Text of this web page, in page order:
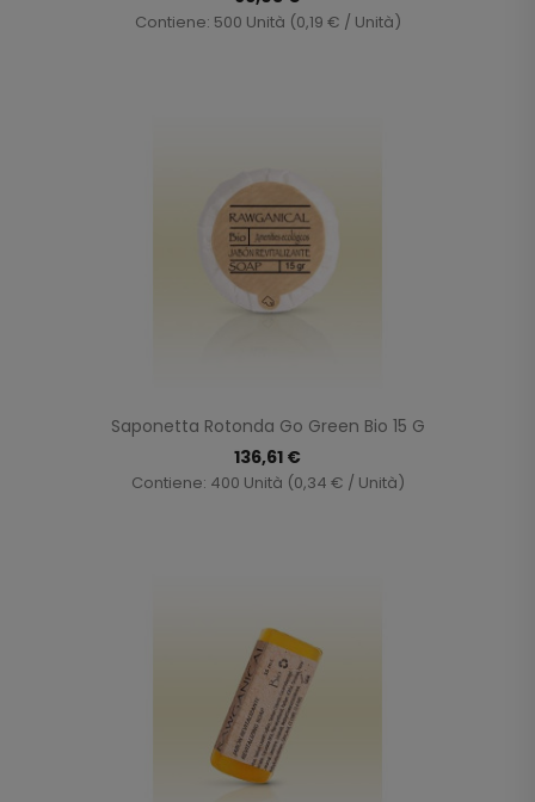
Contiene: 500 Unità (0,19 € / Unità)
Saponetta Rotonda Go Green Bio 15 G
136,61 €
Contiene: 400 Unità (0,34 € / Unità)